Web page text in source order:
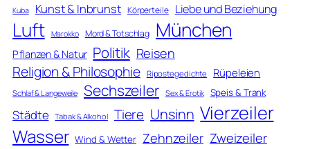
Kuba Kunst & Inbrunst Körperteile Liebe und Beziehung
Luft Marokko Mord & Totschlag München
Pflanzen & Natur Politik Reisen
Religion & Philosophie Ripostegedichte Rüpeleien
Schlaf & Langeweile Sechszeiler Sex & Erotik Speis & Trank
Städte Tabak & Alkohol Tiere Unsinn Vierzeiler
Wasser Wind & Wetter Zehnzeiler Zweizeiler